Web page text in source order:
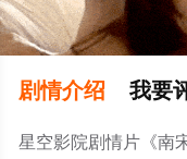
剧情介绍 我要
星空影院剧情片《南